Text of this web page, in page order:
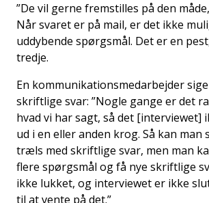
”De vil gerne fremstilles på den
Når svaret er på mail, er det ikke
uddybende spørgsmål. Det er en
tredje.
En kommunikationsmedarbejder
skriftlige svar: ”Nogle gange er det
hvad vi har sagt, så det [interviewet]
ud i en eller anden krog. Så kan man
træls med skriftlige svar, men man
flere spørgsmål og få nye skriftlige
ikke lukket, og interviewet er ikke
til at vente på det.”